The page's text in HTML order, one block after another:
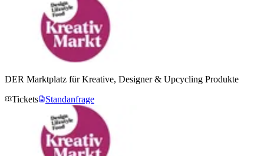
DER Marktplatz für Kreative, Designer & Upcycling Produkte
Tickets
Standanfrage